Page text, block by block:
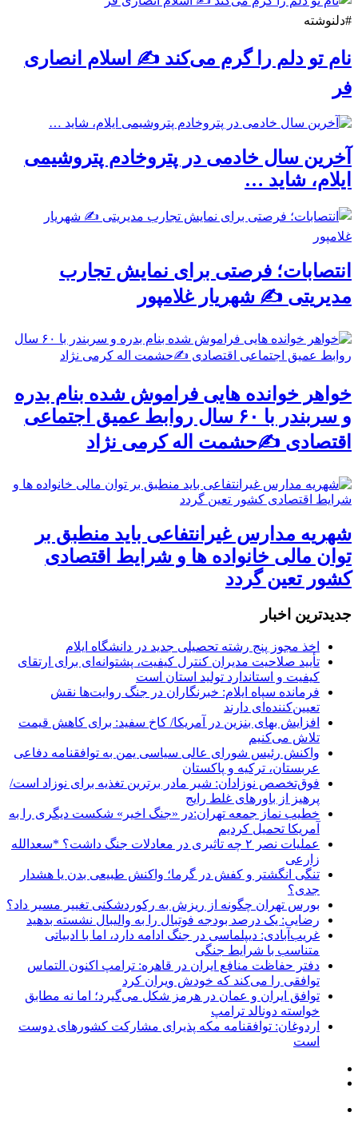
#دلنوشته
نام تو دلم را گرم می‌کند ✍️ اسلام انصاری
فر
آخرین سال خادمی در پتروخادم پتروشیمی
ایلام، شاید …
انتصابات؛ فرصتی برای نمایش تجارب
مدیریتی ✍ شهریار غلامپور
خواهر خوانده هایی فراموش شده بنام بدره
و سربندر با ۶۰ سال روابط عمیق اجتماعی
اقتصادی ✍حشمت اله کرمی نژاد
شهریه مدارس غیرانتفاعی باید منطبق بر
توان مالی خانواده ها و شرایط اقتصادی
کشور تعین گردد
جديدترين اخبار
اخذ مجوز پنج رشته تحصیلی جدید در دانشگاه ایلام
تأیید صلاحیت مدیران کنترل کیفیت، پشتوانه‌ای برای ارتقای
کیفیت و استاندارد تولید استان است
فرمانده سپاه ایلام: خبرنگاران در جنگ روایت‌ها نقش
تعیین‌کننده‌ای دارند
افزایش بهای بنزین در آمریکا/ کاخ سفید: برای کاهش قیمت
تلاش می‌کنیم
واکنش رئیس شورای عالی سیاسی یمن به توافقنامه دفاعی
عربستان، ترکیه و پاکستان
فوق‌تخصص نوزادان: شیر مادر برترین تغذیه برای نوزاد است/
پرهیز از باورهای غلط رایج
خطیب نماز جمعه تهران:در «جنگ اخیر» شکست دیگری را به
آمریکا تحمیل کردیم
عملیات نصر ۲ چه تاثیری در معادلات جنگ داشت؟ *سعدالله
زارعی
تنگی انگشتر و کفش در گرما؛ واکنش طبیعی بدن یا هشدار
جدی؟
بورس تهران چگونه از ریزش به رکوردشکنی تغییر مسیر داد؟
رضایی: یک درصد بودجه فوتبال را به والیبال نشسته بدهید
غریب‌آبادی: دیپلماسی در جنگ ادامه دارد، اما با ادبیاتی
متناسب با شرایط جنگی
دفتر حفاظت منافع ایران در قاهره: ترامپ اکنون التماس
توافقی را می‌کند که خودش ویران کرد
توافق ایران و عمان در هرمز شکل می‌گیرد؛ اما نه مطابق
خواسته دونالد ترامپ
اردوغان: توافقنامه مکه پذیرای مشارکت کشورهای دوست
است